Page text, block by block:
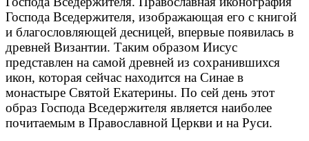
Господа Вседержителя, изображающая его с книгой
и благословляющей десницей, впервые появилась в
древней Византии. Таким образом Иисус
представлен на самой древней из сохранившихся
икон, которая сейчас находится на Синае в
монастыре Святой Екатерины. По сей день этот
образ Господа Вседержителя является наиболее
почитаемым в Православной Церкви и на Руси.